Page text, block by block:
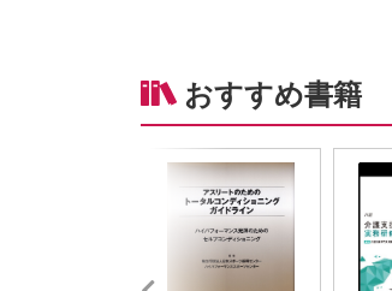
おすすめ書籍